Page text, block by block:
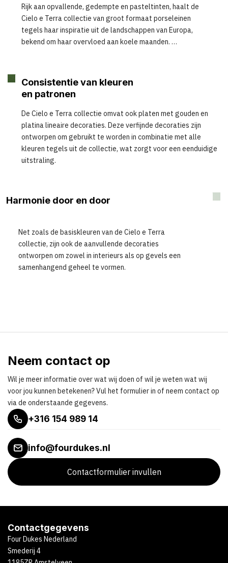
Rijk aan opvallende, gedempte en pasteltinten, haalt de
Cielo e Terra collectie van groot formaat porseleinen
tegels haar inspiratie uit de landschappen van Europa,
bekend om haar overvloed aan koele maanden.
Consistentie van kleuren
en patronen
De Cielo e Terra collectie omvat ook platen met gouden en
platina lineaire decoraties. Deze verfijnde decoraties zijn
ontworpen om gebruikt te worden in combinatie met alle
kleuren tegels uit de collectie, wat zorgt voor een eenduidige
uitstraling.
Harmonie door en door
Net zoals de basiskleuren van de Cielo e Terra
collectie, zijn ook de aanvullende decoraties
ontworpen om zowel in interieurs als op gevels een
samenhangend geheel te vormen.
Neem contact op
Wil je meer informatie over wat wij doen of wil je weten wat wij
voor jou kunnen betekenen? Vul het formulier in of neem contact op
via de onderstaande gegevens.
+316 154 989 14
info@fourdukes.nl
Contactformulier invullen
Contactgegevens
Four Dukes Nederland
Smederij 4